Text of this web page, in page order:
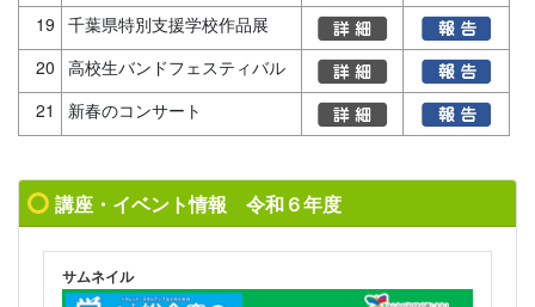
19 千葉県特別支援学校作品展
20 高校生バンドフェスティバル
21
新春のコンサート
講座・イベント情報 令和６年度
サムネイル